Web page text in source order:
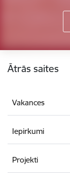
Ātrās saites
Vakances
Iepirkumi
Projekti